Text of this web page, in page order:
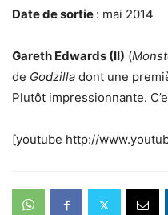
Date de sortie : mai 2014
Gareth Edwards (II) (
de Godzilla dont une
Plutôt impressionnante.
[youtube http://